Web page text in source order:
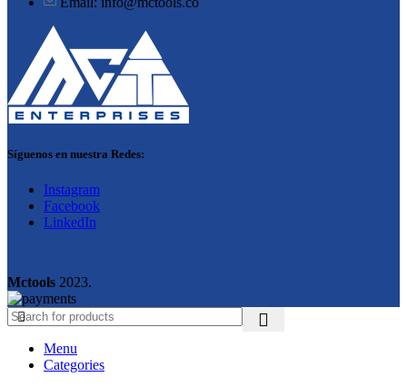
Síguenos en nuestra Redes:
Instagram
Facebook
LinkedIn
Mctools 2023.
Menu
Categories